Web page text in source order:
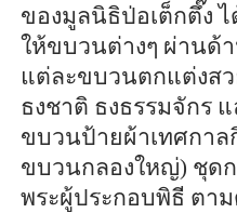
ของมูลนิธิป่อเต็กตึ๊ง
ให้ขบวนต่างๆ ผ่านด้
แต่ละขบวนตกแต่งส
ธงชาติ ธงธรรมจักร
ขบวนป้ายผ้าเทศกาล
ขบวนกลองใหญ่) ชุด
พระผู้ประกอบพิธี ตา